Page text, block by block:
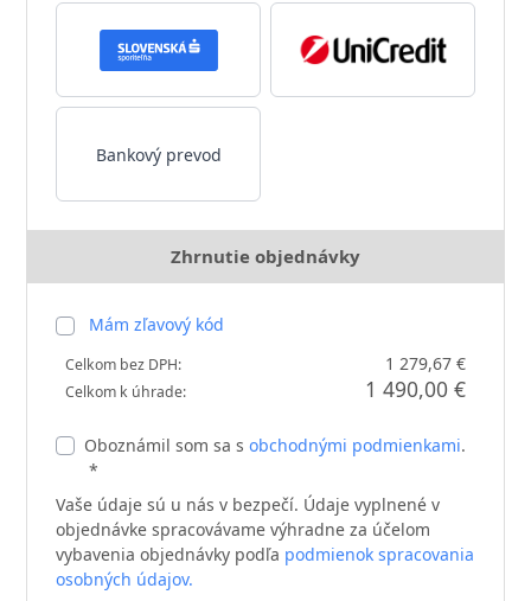
Bankový prevod
Zhrnutie objednávky
Mám zľavový kód
Celkom bez DPH: 1 279,67 €
Celkom k úhrade: 1 490,00 €
Oboznámil som sa sobchodnými podmienkami.
*
Vaše údaje sú u nás v bezpečí. Údaje vyplnené v
objednávke spracovávame výhradne za účelom
vybavenia objednávky podľa podmienok spracovania
osobných údajov.